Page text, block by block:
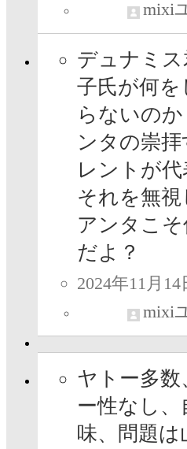
mixi
デュナミ
子氏が何
らないの
ンタの崇
レントが代
それを無視
アンタこ
だよ？
2024年11月14
mixi
ヤトー多
ー性なし
味、問題は